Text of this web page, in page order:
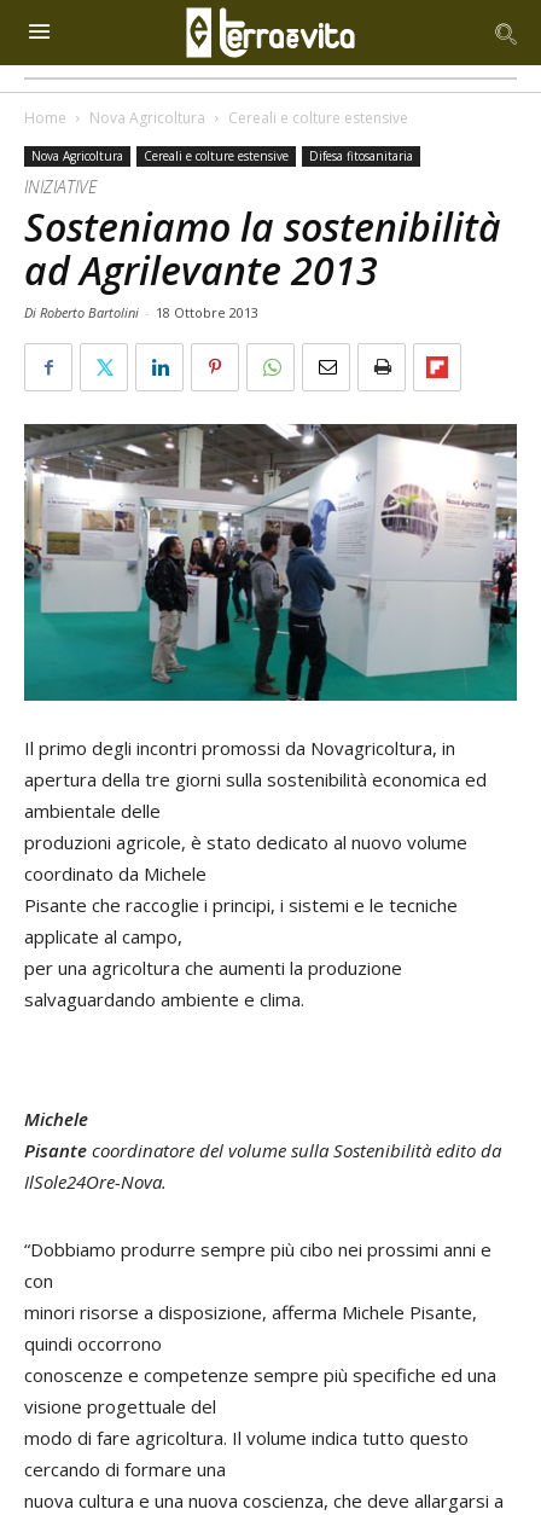
Home Nova Agricoltura Cereali e colture estensive
Nova Agricoltura Cereali e colture estensive Difesa fitosanitaria
INIZIATIVE
Sosteniamo la sostenibilità
ad Agrilevante 2013
Di Roberto Bartolini - 18 Ottobre 2013
Il primo degli incontri promossi da Novagricoltura, in
apertura della tre giorni sulla sostenibilità economica ed
ambientale delle
produzioni agricole, è stato dedicato al nuovo volume
coordinato da Michele
Pisante che raccoglie i principi, i sistemi e le tecniche
applicate al campo,
per una agricoltura che aumenti la produzione
salvaguardando ambiente e clima.
Michele
Pisante coordinatore del volume sulla Sostenibilità edito da
IlSole24Ore-Nova.
“Dobbiamo produrre sempre più cibo nei prossimi anni e
con
minori risorse a disposizione, afferma Michele Pisante,
quindi occorrono
conoscenze e competenze sempre più specifiche ed una
visione progettuale del
modo di fare agricoltura. Il volume indica tutto questo
cercando di formare una
nuova cultura e una nuova coscienza, che deve allargarsi a